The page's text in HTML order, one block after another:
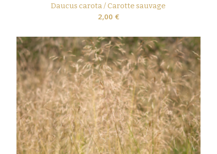
Daucus carota / Carotte sauvage
2,00 €